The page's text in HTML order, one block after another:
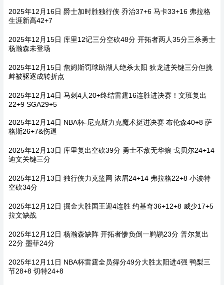
2025年12月16日 爵士加时胜独行侠 乔治37+6 马卡33+16 弗拉格
生涯新高42+7
2025年12月15日 库里12记三分空砍48分 开拓者两人35分三杀勇士
杨瀚森未登场
2025年12月15日 詹姆斯罚球助湖人绝杀太阳 狄龙进关键三分但挑
衅被驱逐成转折点
2025年12月14日 马刺4人20+终结雷霆16连胜进决赛！文班复出
22+9 SGA29+5
2025年12月14日 NBA杯-尼克斯力克魔术挺进决赛 布伦森40+8 萨
格斯26+7&伤退
2025年12月13日 库里复出空砍39分 勇士不敌无华狼 戈贝尔24+14
迪文关键三分
2025年12月13日 独行侠力克篮网 浓眉24+14 弗拉格22+8 小波特
空砍34分
2025年12月12日 掘金大胜国王迎4连胜 约基奇36+12+8 威少17+5
拉文缺战
2025年12月12日 杨瀚森缺阵 开拓者惨负倒一鹈鹕23分 普尔复出
22分 墨菲24分
2025年12月11日 NBA杯雷霆全员得分49分大胜太阳进4强 鸭梨三
节28+8 切特24+8